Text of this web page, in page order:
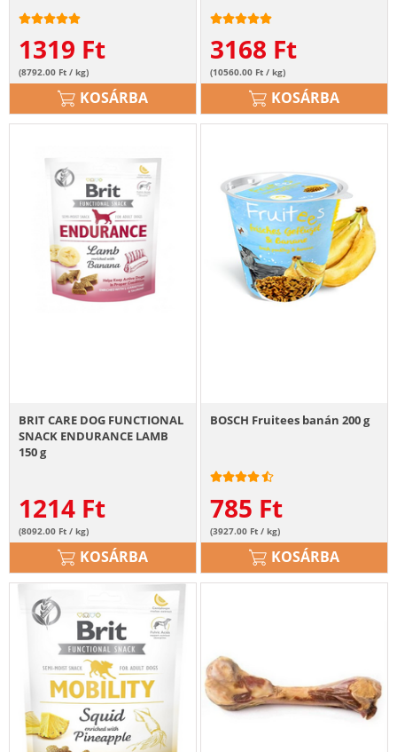
1319 Ft
(8792.00 Ft / kg)
KOSÁRBA
3168 Ft
(10560.00 Ft / kg)
KOSÁRBA
BRIT CARE DOG FUNCTIONAL
SNACK ENDURANCE LAMB
150 g
1214 Ft
(8092.00 Ft / kg)
KOSÁRBA
BOSCH Fruitees banán 200 g
785 Ft
(3927.00 Ft / kg)
KOSÁRBA